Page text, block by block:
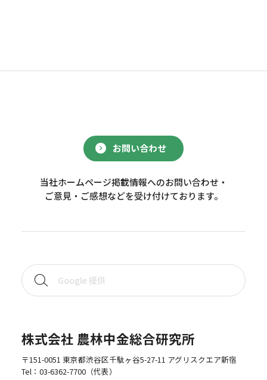
お問い合わせ
当社ホームページ掲載情報へのお問い合わせ・
ご意見・ご感想などを受け付けております。
株式会社 農林中金総合研究所
〒151-0051 東京都渋谷区千駄ヶ谷5-27-11 アグリスクエア新宿
Tel： 03-6362-7700（代表）